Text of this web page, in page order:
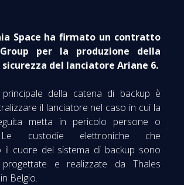
Space ha firmato un contratto
per la produzione della
del lanciatore Ariane 6.
della catena di backup è
il lanciatore nel caso in cui la
metta in pericolo persone o
custodie elettroniche che
il cuore del sistema di backup sono
progettate e realizzate da Thales
Belgio.